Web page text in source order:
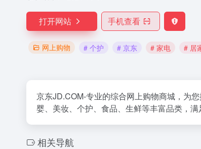
打开网站 手机查看
网上购物 # 个护 # 京东 # 家电 # 居
京东JD.COM-专业的综合网上购物商城，为
婴、美妆、个护、食品、生鲜等丰富品类，满
相关导航